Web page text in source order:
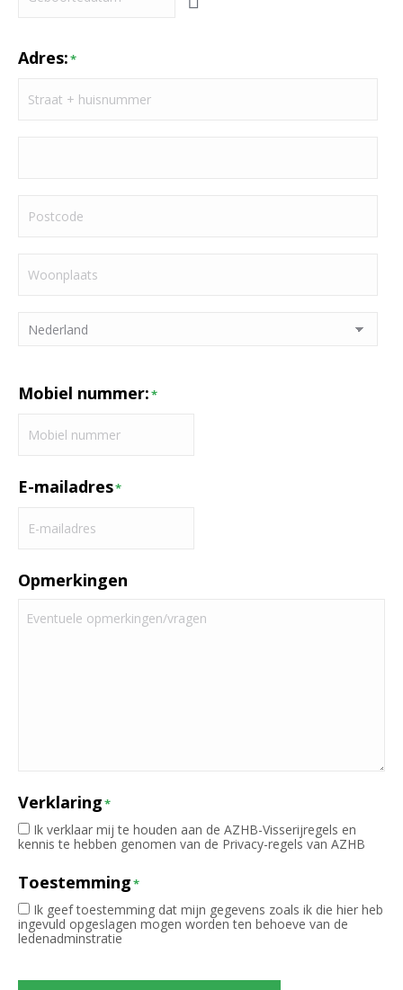
Adres:*
Mobiel nummer:*
E-mailadres*
Opmerkingen
Verklaring*
Ik verklaar mij te houden aan de AZHB-Visserijregels en
kennis te hebben genomen van de Privacy-regels van AZHB
Toestemming*
Ik geef toestemming dat mijn gegevens zoals ik die hier heb
ingevuld opgeslagen mogen worden ten behoeve van de
ledenadminstratie